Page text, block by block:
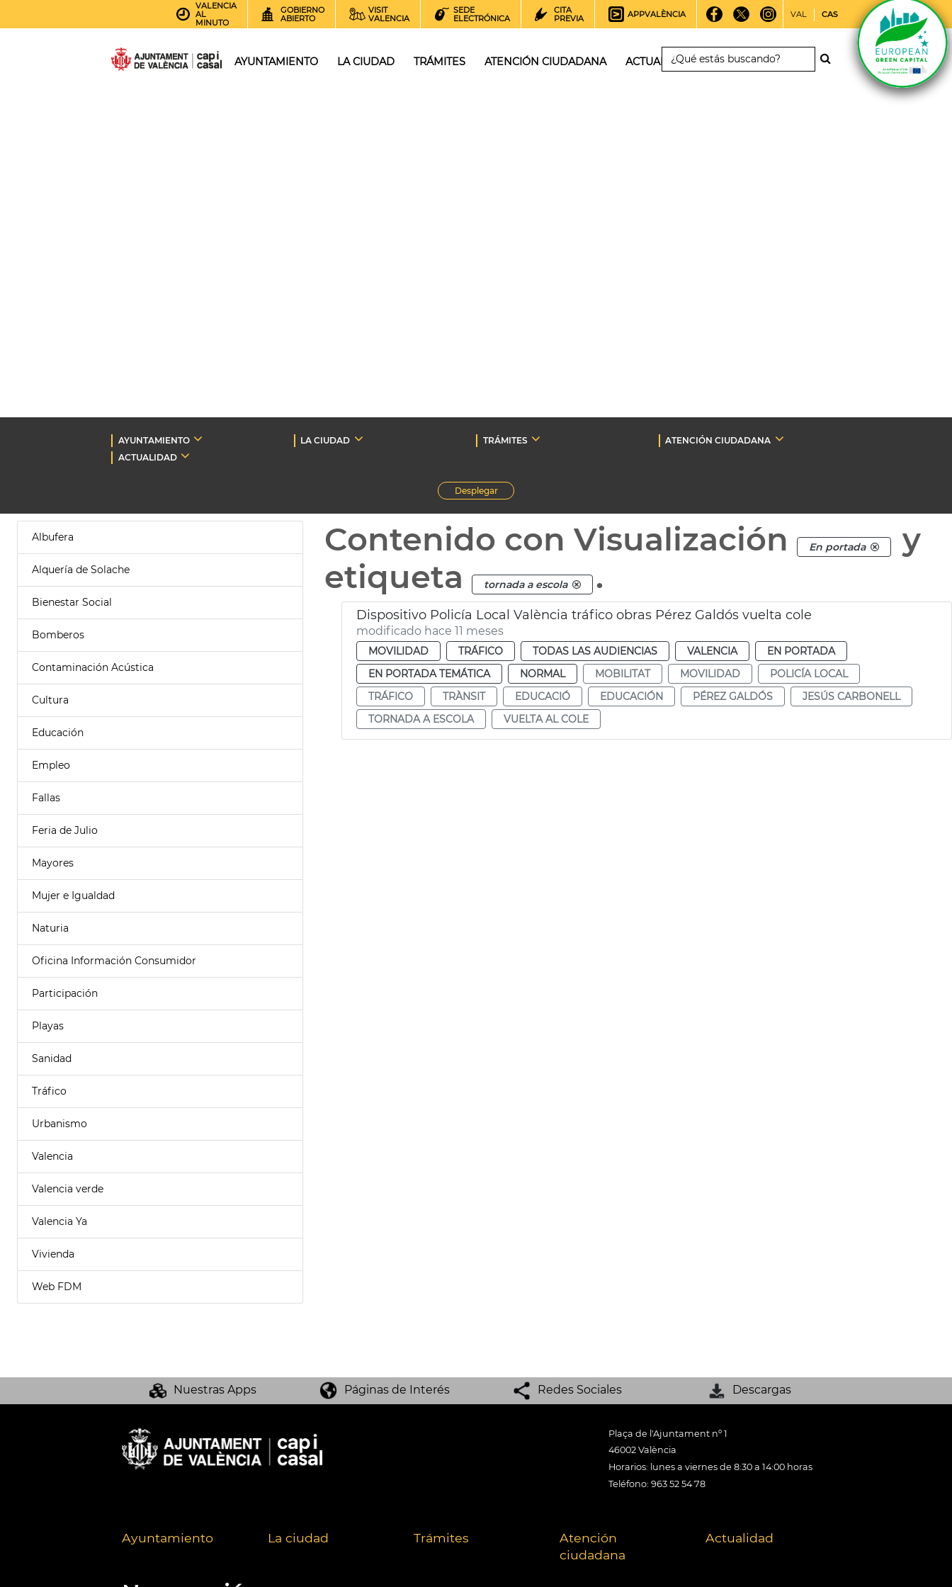
VALENCIA
AL
MINUTO
GOBIERNO
ABIERTO
VISIT
VALENCIA
SEDE
ELECTRÓNICA
CITA
PREVIA
APPVALÈNCIA VAL CAS
AYUNTAMIENTO LA CIUDAD TRÁMITES ATENCIÓN CIUDADANA ACTUALIDAD
AYUNTAMIENTO LA CIUDAD TRÁMITES
ATENCIÓN CIUDADANA
ACTUALIDAD
Desplegar
Albufera
Alquería de Solache
Bienestar Social
Bomberos
Contaminación Acústica
Cultura
Educación
Empleo
Fallas
Feria de Julio
Mayores
Mujer e Igualdad
Naturia
Oficina Información Consumidor
Participación
Playas
Sanidad
Tráfico
Urbanismo
Valencia
Valencia verde
Valencia Ya
Vivienda
Web FDM
Contenido con Visualización En portada
y
etiqueta
tornada a escola .
Dispositivo Policía Local València tráfico obras Pérez Galdós vuelta cole
modificado hace 11 meses
MOVILIDAD TRÁFICO TODAS LAS AUDIENCIAS VALENCIA
EN PORTADA
EN PORTADA TEMÁTICA
NORMAL MOBILITAT MOVILIDAD
POLICÍA LOCAL
TRÁFICO
TRÀNSIT EDUCACIÓ EDUCACIÓN PÉREZ GALDÓS
JESÚS CARBONELL
TORNADA A ESCOLA
VUELTA AL COLE
Nuestras Apps Páginas de Interés Redes Sociales Descargas
Plaça de l'Ajuntament nº 1
46002 València
Horarios: lunes a viernes de 8:30 a 14:00 horas
Teléfono: 963 52 54 78
Ayuntamiento La ciudad Trámites
Atención
ciudadana
Actualidad